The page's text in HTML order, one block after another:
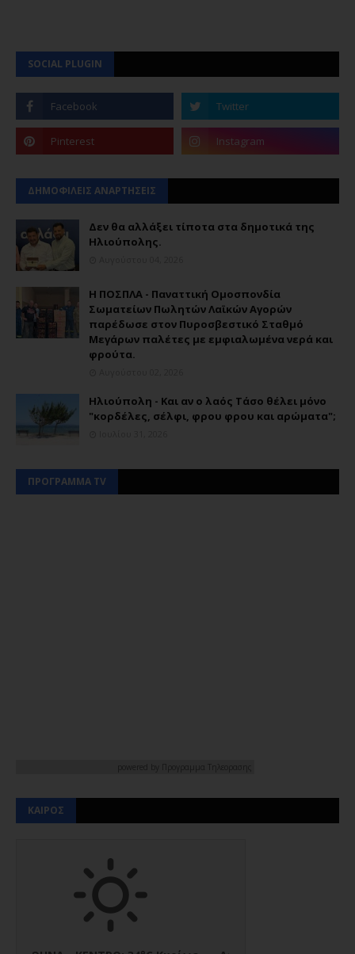
SOCIAL PLUGIN
ΔΗΜΟΦΙΛΕΙΣ ΑΝΑΡΤΗΣΕΙΣ
Δεν θα αλλάξει τίποτα στα δημοτικά της
Ηλιούπολης.
Η ΠΟΣΠΛΑ - Παναττική Ομοσπονδία
Σωματείων Πωλητών Λαϊκών Αγορών
παρέδωσε στον Πυροσβεστικό Σταθμό
Μεγάρων παλέτες με εμφιαλωμένα νερά και
φρούτα.
Ηλιούπολη - Και αν ο λαός Τάσο θέλει μόνο
"κορδέλες, σέλφι, φρου φρου και αρώματα";
ΠΡΟΓΡΑΜΜΑ TV
ΚΑΙΡΟΣ